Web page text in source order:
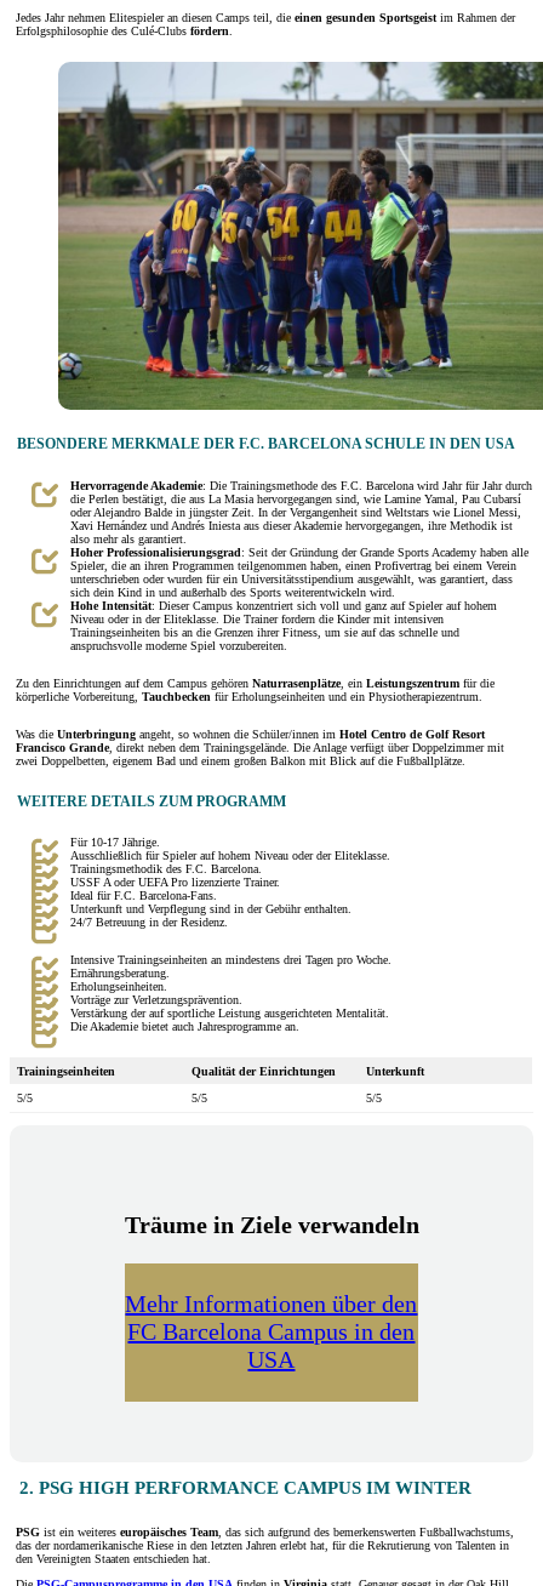
Jedes Jahr nehmen Elitespieler an diesen Camps teil, die einen gesunden Sportsgeist im Rahmen der
Erfolgsphilosophie des Culé-Clubs fördern
BESONDERE MERKMALE DER F.C. BARCELONA SCHULE IN DEN USA
Hervorragende Akademie: Die Trainingsmethode des F.C. Barcelona wird Jahr für Jahr durch
die Perlen bestätigt, die aus La Masia hervorgegangen sind, wie Lamine Yamal, Pau Cubarsí
oder Alejandro Balde in jüngster Zeit. In der Vergangenheit sind Weltstars wie Lionel Messi,
Xavi Hernández und Andrés Iniesta aus dieser Akademie hervorgegangen, ihre Methodik ist
also mehr als garantiert.
Hoher Professionalisierungsgrad: Seit der Gründung der Grande Sports Academy haben alle
Spieler, die an ihren Programmen teilgenommen haben, einen Profivertrag bei einem Verein
unterschrieben oder wurden für ein Universitätsstipendium ausgewählt, was garantiert, dass
sich dein Kind in und außerhalb des Sports weiterentwickeln wird.
Hohe Intensität: Dieser Campus konzentriert sich voll und ganz auf Spieler auf hohem
Niveau oder in der Eliteklasse. Die Trainer fordern die Kinder mit intensiven
Trainingseinheiten bis an die Grenzen ihrer Fitness, um sie auf das schnelle und
anspruchsvolle moderne Spiel vorzubereiten.
Zu den Einrichtungen auf dem Campus gehören Naturrasenplätze, ein Leistungszentrum für die
körperliche Vorbereitung, Tauchbecken für Erholungseinheiten und ein Physiotherapiezentrum.
Was die Unterbringung angeht, so wohnen die Schüler/innen im Hotel Centro de Golf Resort
Francisco Grande, direkt neben dem Trainingsgelände. Die Anlage verfügt über Doppelzimmer mit
zwei Doppelbetten, eigenem Bad und einem großen Balkon mit Blick auf die Fußballplätze.
WEITERE DETAILS ZUM PROGRAMM
Für 10-17 Jährige.
Ausschließlich für Spieler auf hohem Niveau oder der Eliteklasse.
Trainingsmethodik des F.C. Barcelona.
USSF A oder UEFA Pro lizenzierte Trainer.
Ideal für F.C. Barcelona-Fans.
Unterkunft und Verpflegung sind in der Gebühr enthalten.
24/7 Betreuung in der Residenz.
Intensive Trainingseinheiten an mindestens drei Tagen pro Woche.
Ernährungsberatung.
Erholungseinheiten.
Vorträge zur Verletzungsprävention.
Verstärkung der auf sportliche Leistung ausgerichteten Mentalität.
Die Akademie bietet auch Jahresprogramme an.
Trainingseinheiten Qualität der Einrichtungen
Unterkunft
5/5
5/5 5/5
Träume in Ziele verwandeln
Mehr Informationen über den
FC Barcelona Campus in den
USA
2. PSG HIGH PERFORMANCE CAMPUS IM WINTER
PSG ist ein weiteres europäisches Team, das sich aufgrund des bemerkenswerten Fußballwachstums,
das der nordamerikanische Riese in den letzten Jahren erlebt hat, für die Rekrutierung von Talenten in
den Vereinigten Staaten entschieden hat.